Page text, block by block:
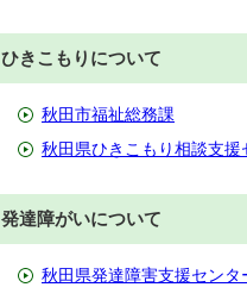
ひきこもりについて
秋田市福祉総務課
秋田県ひきこもり相談支援
発達障がいについて
秋田県発達障害支援センタ